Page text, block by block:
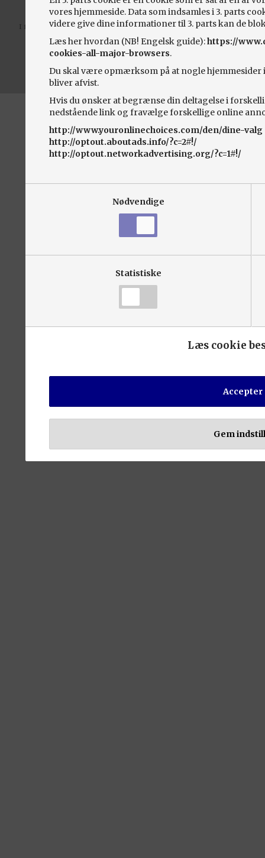
I forbindelse med klager eller tvist, henvises til ankenævnet for biler,
www.bilklage.dk
Privatlivspolitik
seek4cars.net
vores hjemmeside. Data som indsamles i 3. parts
videre give dine informationer til 3. parts kan de
Læs her hvordan (NB! Engelsk guide):https://
cookies-all-major-browsers.
Du skal være opmærksom på at nogle
bliver afvist.
Hvis du ønsker at begrænse din deltagelse i
nedstående link og fravælge forskellige online
http://www.youronlinechoices.com/den/dine-valg
http://optout.aboutads.info/?c=2#!/
http://optout.networkadvertising.org/?c=1#!/
Nødvendige
Statistiske
Læs cookie
Gem
Accepter